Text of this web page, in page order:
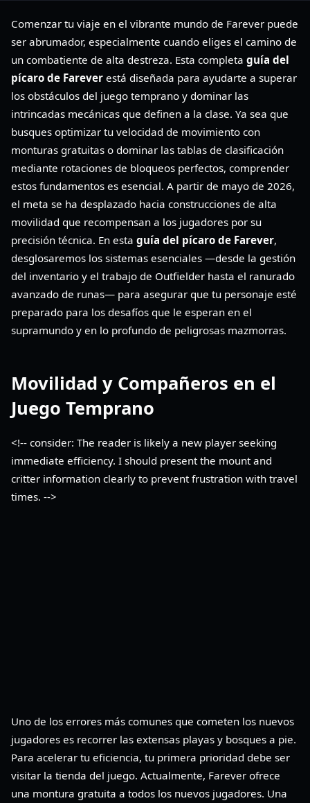
Comenzar tu viaje en el vibrante mundo de Farever puede
ser abrumador, especialmente cuando eliges el camino de
un combatiente de alta destreza. Esta completa guía del
pícaro de Farever está diseñada para ayudarte a superar
los obstáculos del juego temprano y dominar las
intrincadas mecánicas que definen a la clase. Ya sea que
busques optimizar tu velocidad de movimiento con
monturas gratuitas o dominar las tablas de clasificación
mediante rotaciones de bloqueos perfectos, comprender
estos fundamentos es esencial. A partir de mayo de 2026,
el meta se ha desplazado hacia construcciones de alta
movilidad que recompensan a los jugadores por su
precisión técnica. En esta guía del pícaro de Farever,
desglosaremos los sistemas esenciales —desde la gestión
del inventario y el trabajo de Outfielder hasta el ranurado
avanzado de runas— para asegurar que tu personaje esté
preparado para los desafíos que le esperan en el
supramundo y en lo profundo de peligrosas mazmorras.
Movilidad y Compañeros en el
Juego Temprano
<!-- consider: The reader is likely a new player seeking
immediate efficiency. I should present the mount and
critter information clearly to prevent frustration with travel
times. -->
Uno de los errores más comunes que cometen los nuevos
jugadores es recorrer las extensas playas y bosques a pie.
Para acelerar tu eficiencia, tu primera prioridad debe ser
visitar la tienda del juego. Actualmente, Farever ofrece
una montura gratuita a todos los nuevos jugadores. Una